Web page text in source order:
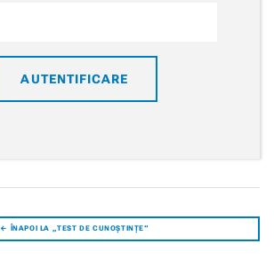
← ÎNAPOI LA „TEST DE CUNOȘTINȚE“